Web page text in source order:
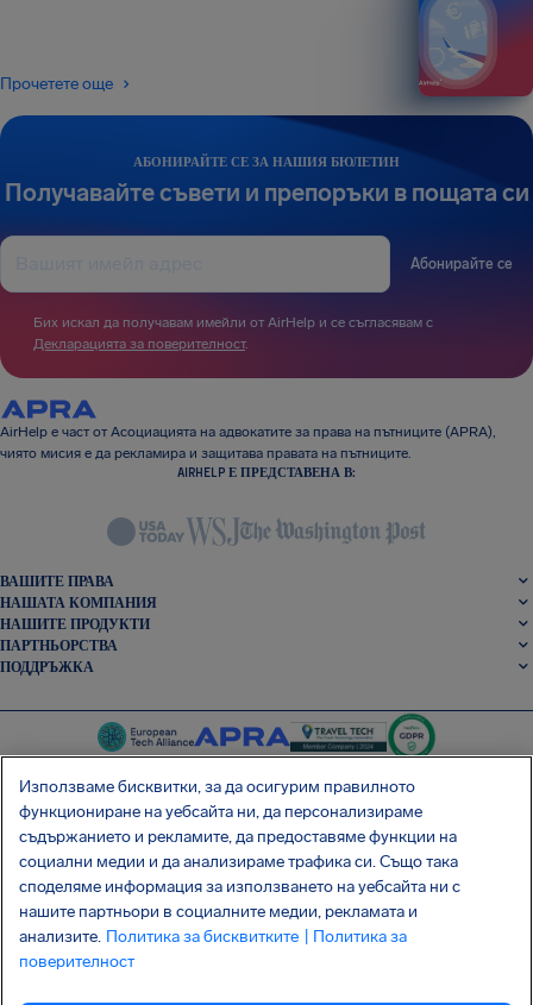
АБОНИРАЙТЕ СЕ ЗА НАШИЯ БЮЛЕТИН
Получавайте съвети и препоръки в пощата си
Абонирайте се
Бих искал да получавам имейли от AirHelp и се съгласявам с
Декларацията за поверителност.
Прочетете още
AirHelp е част от Асоциацията на адвокатите за права на пътниците (APRA),
чиято мисия е да рекламира и защитава правата на пътниците.
AIRHELP Е ПРЕДСТАВЕНА В:
ВАШИТЕ ПРАВА
НАШАТА КОМПАНИЯ
НАШИТЕ ПРОДУКТИ
ПАРТНЬОРСТВА
ПОДДРЪЖКА
SocialFacebook
SocialTwitter
SocialInstagram
SocialLinkedin
ВЗЕМЕТЕ БЕЗПЛАТНОТО НИ ПРИЛОЖЕНИЕ
Използваме бисквитки, за да осигурим правилното
функциониране на уебсайта ни, да персонализираме
съдържанието и рекламите, да предоставяме функции на
социални медии и да анализираме трафика си. Също така
споделяме информация за използването на уебсайта ни с
нашите партньори в социалните медии, рекламата и
анализите. Политика за бисквитките
| Политика за
поверителност